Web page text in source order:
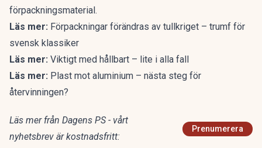
förpackningsmaterial.
Läs mer: Förpackningar förändras av tullkriget – trumf för
svensk klassiker
Läs mer: Viktigt med hållbart – lite i alla fall
Läs mer: Plast mot aluminium – nästa steg för
återvinningen?
Läs mer från Dagens PS - vårt
nyhetsbrev är kostnadsfritt:
Prenumerera